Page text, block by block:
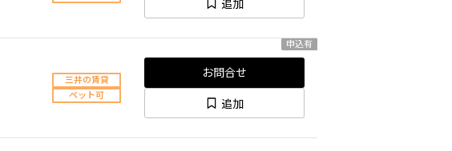
追加
申込有
三井の賃貸
ペット可
お問合せ
追加